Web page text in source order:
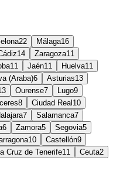
22 Málaga16
14 Zaragoza11
11 Jaén11 Huelva11
(Araba)6 Asturias13
Ourense7 Lugo9
8 Ciudad Real 10
7 Salamanca7
6 Zamora5 Segovia5
10 Castellón9
Cruz de Tenerife11 Ceuta2